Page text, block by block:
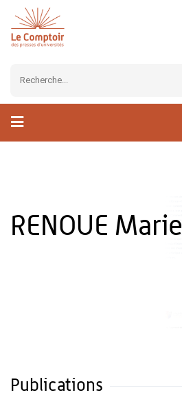
RENOUE Marie
Publications